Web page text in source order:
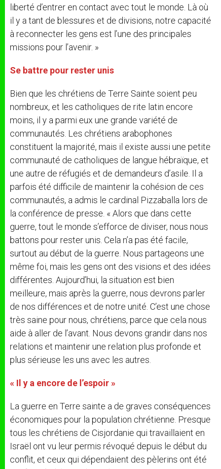
liberté d’entrer en contact avec tout le monde. Là où
il y a tant de blessures et de divisions, notre capacité
à reconnecter les gens est l’une des principales
missions pour l’avenir. »
Se battre pour rester unis
Bien que les chrétiens de Terre Sainte soient peu
nombreux, et les catholiques de rite latin encore
moins, il y a parmi eux une grande variété de
communautés. Les chrétiens arabophones
constituent la majorité, mais il existe aussi une petite
communauté de catholiques de langue hébraïque, et
une autre de réfugiés et de demandeurs d’asile. Il a
parfois été difficile de maintenir la cohésion de ces
communautés, a admis le cardinal Pizzaballa lors de
la conférence de presse. « Alors que dans cette
guerre, tout le monde s’efforce de diviser, nous nous
battons pour rester unis. Cela n’a pas été facile,
surtout au début de la guerre. Nous partageons une
même foi, mais les gens ont des visions et des idées
différentes. Aujourd’hui, la situation est bien
meilleure, mais après la guerre, nous devrons parler
de nos différences et de notre unité. C’est une chose
très saine pour nous, chrétiens, parce que cela nous
aide à aller de l’avant. Nous devons grandir dans nos
relations et maintenir une relation plus profonde et
plus sérieuse les uns avec les autres.
« Il y a encore de l’espoir »
La guerre en Terre sainte a de graves conséquences
économiques pour la population chrétienne. Presque
tous les chrétiens de Cisjordanie qui travaillaient en
Israël ont vu leur permis révoqué depuis le début du
conflit, et ceux qui dépendaient des pèlerins ont été